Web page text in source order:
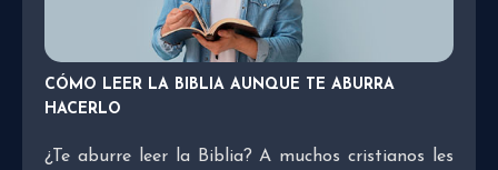
CÓMO LEER LA BIBLIA AUNQUE TE ABURRA
HACERLO
¿Te aburre leer la Biblia? A muchos cristianos les